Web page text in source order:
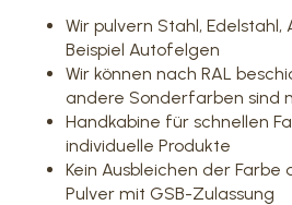
Wir pulvern Stahl,
Beispiel Autofelgen
Wir können nach RAL
andere Sonderfarben sind
Handkabine für schnellen
individuelle Produkte
Kein Ausbleichen der
Pulver mit GSB-Zulassung